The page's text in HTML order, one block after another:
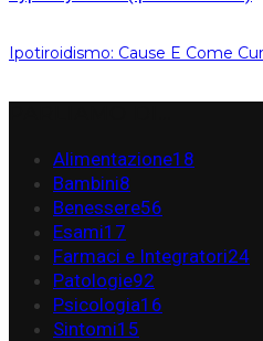
Ipotiroidismo: Cause E Come
Alimentazione18
Bambini8
Benessere56
Esami17
Farmaci e Integratori24
Patologie92
Psicologia16
Sintomi15